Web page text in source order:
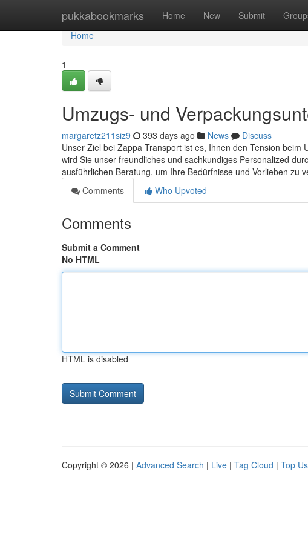
pukkabookmarks Home New Submit
Home
Home
1
Umzugs- und
margaretz211siz9 393 days ago News
Discuss
Unser Ziel bei Zappa Transport ist es, Ihnen den Tension
wird Sie unser freundliches und sachkundiges Personalized
ausführlichen Beratung, um Ihre Bedürfnisse und Vorlieben zu
Comments
Who Upvoted
Comments
Submit a Comment
No HTML
HTML is disabled
Copyright © 2026 | Advanced Search | Live | Tag Cloud | Top